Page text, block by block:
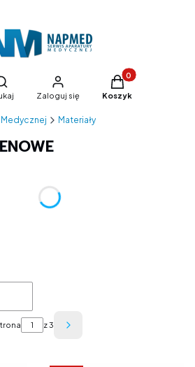
Otwórz wyszukiwarkę
Zaloguj się
Produkty w
Koszyk
Medycznej Materiały
z 3
Następne produkty